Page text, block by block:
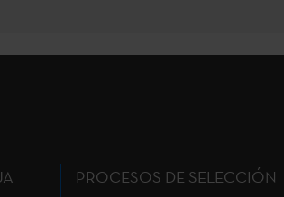
PROCESOS DE SELECCIÓN